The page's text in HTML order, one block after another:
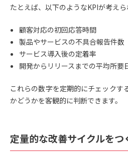
たとえば、以下のようなKPIが考えら
顧客対応の初回応答時間
製品やサービスの不具合報告件数
サービス導入後の定着率
開発からリリースまでの平均所要
これらの数字を定期的にチェックす
かどうかを客観的に判断できます。
定量的な改善サイクルをつ